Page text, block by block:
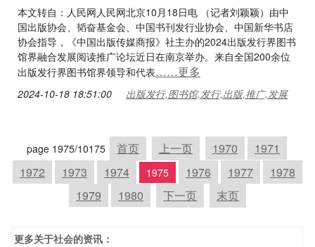
本文转自：人民网人民网北京10月18日电 （记者刘颖颖）由中
国出版协会、韬奋基金会、中国书刊发行业协会、中国新华书店
协会指导，《中国出版传媒商报》社主办的2024出版发行界图书
馆界融合发展阅读推广论坛近日在南京举办。来自全国200余位
出版发行界图书馆界领导和代表……更多
2024-10-18 18:51:00 出版发行,图书馆,发行,出版,推广,发展
page 1975/10175 首页 上一页 1970
1971
1972
1973 1974 1975 1976 1977
1978
1979
1980 下一页 末页
更多关于社会的资讯：